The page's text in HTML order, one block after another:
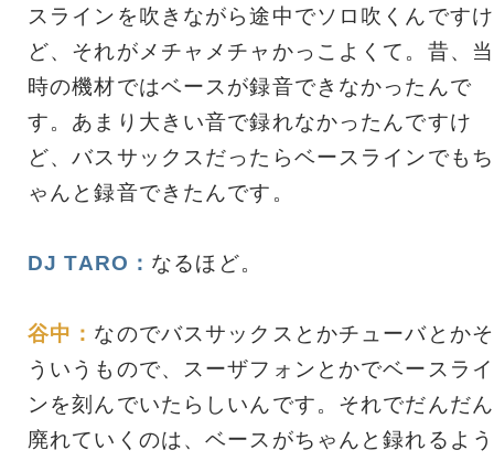
スラインを吹きながら途中でソロ吹くんですけ
ど、それがメチャメチャかっこよくて。昔、当
時の機材ではベースが録音できなかったんで
す。あまり大きい音で録れなかったんですけ
ど、バスサックスだったらベースラインでもち
ゃんと録音できたんです。
DJ TARO： なるほど。
谷中： なのでバスサックスとかチューバとかそ
ういうもので、スーザフォンとかでベースライ
ンを刻んでいたらしいんです。それでだんだん
廃れていくのは、ベースがちゃんと録れるよう